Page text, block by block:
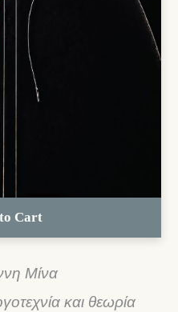
Cart
Μίνα
και θεωρία